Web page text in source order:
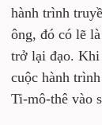
hành trình
ông, đó có lẽ
trở lại đạo.
cuộc hành
Ti-mô-thê vào